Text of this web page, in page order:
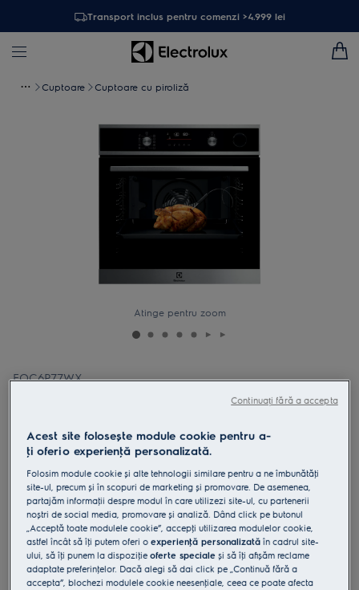
Transport inclus pentru comenzi >4.999 lei
Cuptoare Cuptoare cu piroliză
Atinge pentru zoom
EOC6P77WX
Cuptor cu abur SteamCrisp WiFi cu
inox
4.9 (170)
Fișa cu informaţii despre produs
Beneficii
Cuptorul SteamCrisp® 700 gateste mancarea la temperaturi mai
reduse pentru ca aceasta sa nu se usuce.
SteamCrisp opreste uscarea mancarii, ideal pentru coacere si frigere.
Curăţarea pirolitică transformă grăsimea și reziduurile alimentare în
cenușă.
Acest site folosește module cookie pentru a-
ţi oferi o experienţă personalizată.
Folosim module cookie și alte tehnologii similare pentru a ne îmbunătăţi
site-ul, precum și în scopuri de marketing și promovare. De asemenea,
partajăm informaţii despre modul în care utilizezi site-ul, cu partenerii
noștri de social media, promovare și analiză. Dând click pe butonul
„Acceptă toate modulele cookie”, accepţi utilizarea modulelor cookie,
astfel încât să îţi putem oferi oexperienţă personalizată în cadrul site-
ului, să îţi punem la dispoziţieoferte speciale și să îţi afișăm reclame
adaptate preferinţelor. Dacă alegi să dai click pe „Continuă fără a
accepta”, blochezi modulele cookie neesenţiale, ceea ce poate afecta
Continuați fără a accepta